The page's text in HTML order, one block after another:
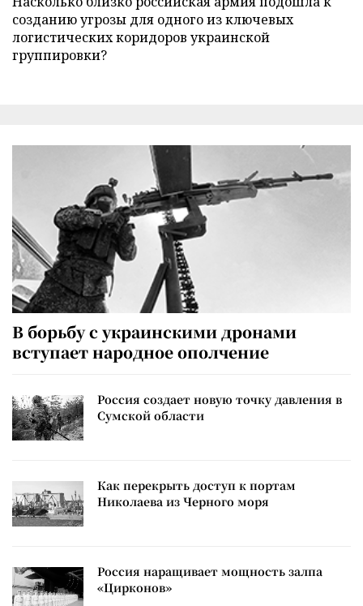
созданию угрозы для одного из ключевых
логистических коридоров украинской
группировки?
В борьбу с украинскими дронами
вступает народное ополчение
Россия создает новую точку давления в
Сумской области
Как перекрыть доступ к портам
Николаева из Черного моря
Россия наращивает мощность залпа
«Цирконов»